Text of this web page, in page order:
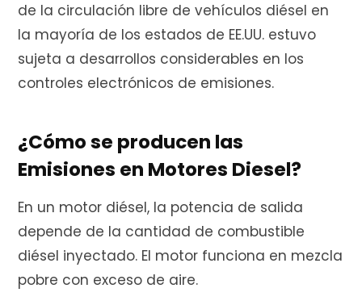
de la circulación libre de vehículos diésel en
la mayoría de los estados de EE.UU. estuvo
sujeta a desarrollos considerables en los
controles electrónicos de emisiones.
¿Cómo se producen las
Emisiones en Motores Diesel?
En un motor diésel, la potencia de salida
depende de la cantidad de combustible
diésel inyectado. El motor funciona en mezcla
pobre con exceso de aire.